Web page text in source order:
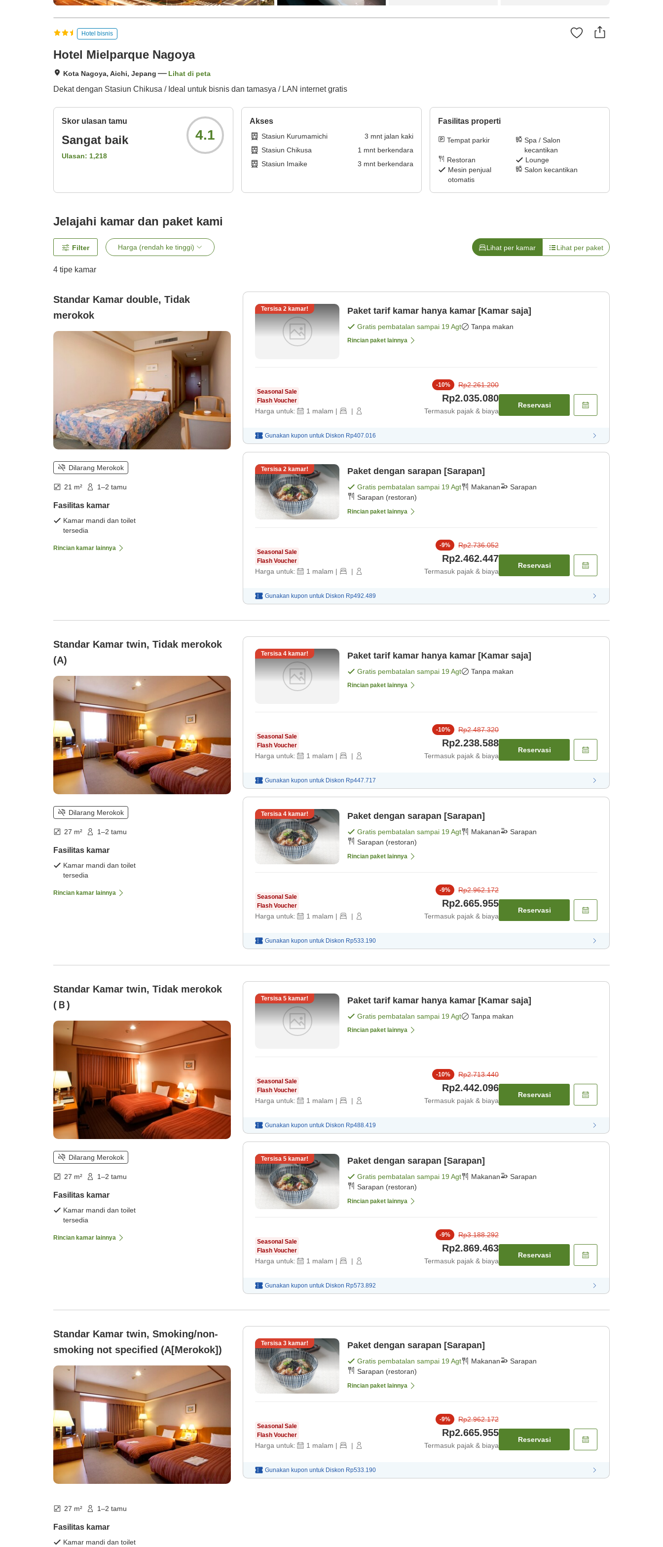
Hotel bisnis
Hotel Mielparque Nagoya
Kota Nagoya, Aichi, Jepang Lihat di peta
Dekat dengan Stasiun Chikusa / Ideal untuk bisnis dan tamasya / LAN internet gratis
Skor ulasan tamu
Sangat baik
Ulasan: 1,218
4.1
Akses
Stasiun Kurumamichi 3 mnt jalan kaki
Stasiun Chikusa
1 mnt berkendara
Stasiun Imaike
3 mnt berkendara
Fasilitas properti
Tempat parkir
Spa / Salon
kecantikan
Restoran
Lounge
Mesin penjual
otomatis
Salon kecantikan
Jelajahi kamar dan paket kami
Filter Harga (rendah ke tinggi) Lihat per kamar Lihat per paket
4 tipe kamar
Standar Kamar double, Tidak
merokok
Dilarang Merokok
21 m² 1–2 tamu
Fasilitas kamar
Kamar mandi dan toilet
tersedia
Rincian kamar lainnya
Tersisa 2 kamar! Paket tarif kamar hanya kamar [Kamar saja]
Gratis pembatalan sampai 19 Agt Tanpa makan
Rincian paket lainnya
Seasonal Sale
Flash Voucher
Harga untuk: 1 malam | |
-10% Rp2.261.200
Rp2.035.080
Termasuk pajak & biaya
Reservasi
Gunakan kupon untuk Diskon Rp407.016
Tersisa 2 kamar! Paket dengan sarapan [Sarapan]
Gratis pembatalan sampai 19 Agt Makanan
Sarapan
Sarapan (restoran)
Rincian paket lainnya
Seasonal Sale
Flash Voucher
Harga untuk: 1 malam | |
-9% Rp2.736.052
Rp2.462.447
Termasuk pajak & biaya
Reservasi
Gunakan kupon untuk Diskon Rp492.489
Standar Kamar twin, Tidak merokok
(A)
Dilarang Merokok
27 m² 1–2 tamu
Fasilitas kamar
Kamar mandi dan toilet
tersedia
Rincian kamar lainnya
Tersisa 4 kamar! Paket tarif kamar hanya kamar [Kamar saja]
Gratis pembatalan sampai 19 Agt Tanpa makan
Rincian paket lainnya
Seasonal Sale
Flash Voucher
Harga untuk: 1 malam | |
-10% Rp2.487.320
Rp2.238.588
Termasuk pajak & biaya
Reservasi
Gunakan kupon untuk Diskon Rp447.717
Tersisa 4 kamar! Paket dengan sarapan [Sarapan]
Gratis pembatalan sampai 19 Agt Makanan
Sarapan
Sarapan (restoran)
Rincian paket lainnya
Seasonal Sale
Flash Voucher
Harga untuk: 1 malam | |
-9% Rp2.962.172
Rp2.665.955
Termasuk pajak & biaya
Reservasi
Gunakan kupon untuk Diskon Rp533.190
Standar Kamar twin, Tidak merokok
(Ｂ)
Dilarang Merokok
27 m² 1–2 tamu
Fasilitas kamar
Kamar mandi dan toilet
tersedia
Rincian kamar lainnya
Tersisa 5 kamar! Paket tarif kamar hanya kamar [Kamar saja]
Gratis pembatalan sampai 19 Agt Tanpa makan
Rincian paket lainnya
Seasonal Sale
Flash Voucher
Harga untuk: 1 malam | |
-10% Rp2.713.440
Rp2.442.096
Termasuk pajak & biaya
Reservasi
Gunakan kupon untuk Diskon Rp488.419
Tersisa 5 kamar! Paket dengan sarapan [Sarapan]
Gratis pembatalan sampai 19 Agt Makanan
Sarapan
Sarapan (restoran)
Rincian paket lainnya
Seasonal Sale
Flash Voucher
Harga untuk: 1 malam | |
-9% Rp3.188.292
Rp2.869.463
Termasuk pajak & biaya
Reservasi
Gunakan kupon untuk Diskon Rp573.892
Standar Kamar twin, Smoking/non-
smoking not specified (A[Merokok])
27 m² 1–2 tamu
Fasilitas kamar
Kamar mandi dan toilet
Tersisa 3 kamar! Paket dengan sarapan [Sarapan]
Gratis pembatalan sampai 19 Agt Makanan
Sarapan
Sarapan (restoran)
Rincian paket lainnya
Seasonal Sale
Flash Voucher
Harga untuk: 1 malam | |
-9% Rp2.962.172
Rp2.665.955
Termasuk pajak & biaya
Reservasi
Gunakan kupon untuk Diskon Rp533.190